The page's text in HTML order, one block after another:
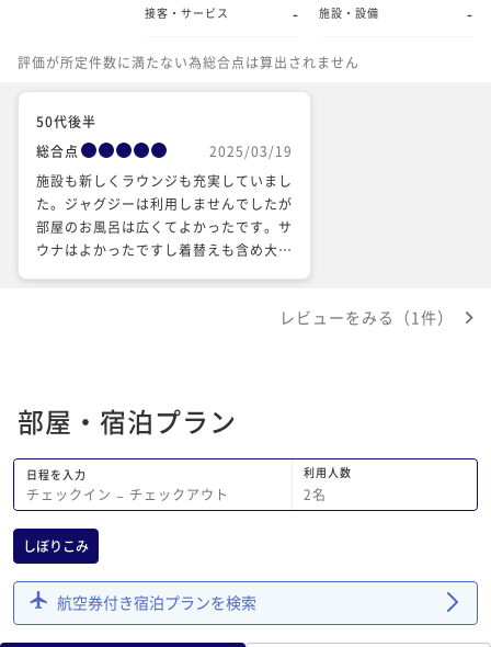
接客・サービス - 施設・設備 -
評価が所定件数に満たない為総合点は算出されません
50代後半
総合点
2025/03/19
施設も新しくラウンジも充実していまし
た。ジャグジーは利用しませんでしたが
部屋のお風呂は広くてよかったです。サ
ウナはよかったですし着替えも含め大変
レビューをみる（1件）
部屋・宿泊プラン
日程を入力
チェックイン − チェックアウト
利用人数
2名
しぼりこみ
航空券付き宿泊プランを検索